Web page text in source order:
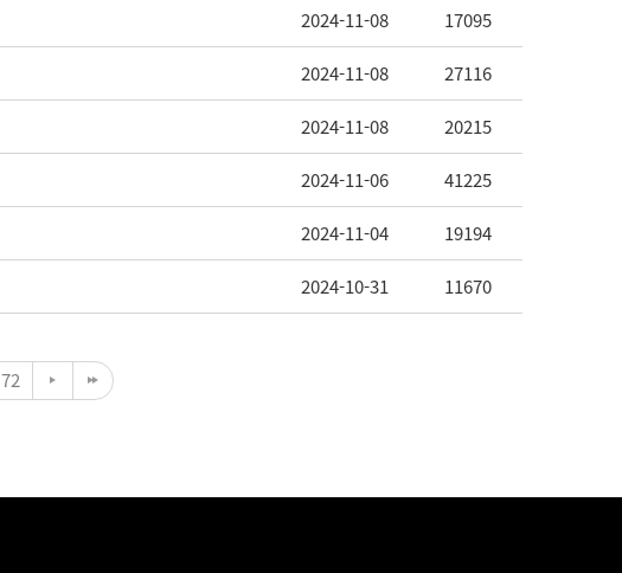
2024-11-08 17095
2024-11-08 27116
2024-11-08 20215
2024-11-06 41225
2024-11-04 19194
2024-10-31 11670
72